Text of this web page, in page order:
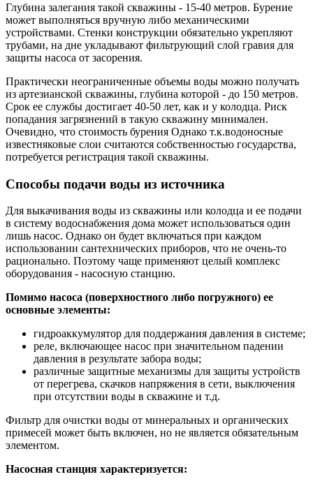
Глубина залегания такой скважины - 15-40 метров. Бурение
может выполняться вручную либо механическими
устройствами. Стенки конструкции обязательно укрепляют
трубами, на дне укладывают фильтрующий слой гравия для
защиты насоса от засорения.
Практически неограниченные объемы воды можно получать
из артезианской скважины, глубина которой - до 150 метров.
Срок ее службы достигает 40-50 лет, как и у колодца. Риск
попадания загрязнений в такую скважину минимален.
Очевидно, что стоимость бурения Однако т.к.водоносные
известняковые слои считаются собственностью государства,
потребуется регистрация такой скважины.
Способы подачи воды из источника
Для выкачивания воды из скважины или колодца и ее подачи
в систему водоснабжения дома может использоваться один
лишь насос. Однако он будет включаться при каждом
использовании сантехнических приборов, что не очень-то
рационально. Поэтому чаще применяют целый комплекс
оборудования - насосную станцию.
Помимо насоса (поверхностного либо погружного) ее
основные элементы:
гидроаккумулятор для поддержания давления в системе;
реле, включающее насос при значительном падении
давления в результате забора воды;
различные защитные механизмы для защиты устройств
от перегрева, скачков напряжения в сети, выключения
при отсутствии воды в скважине и т.д.
Фильтр для очистки воды от минеральных и органических
примесей может быть включен, но не является обязательным
элементом.
Насосная станция характеризуется: